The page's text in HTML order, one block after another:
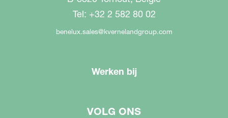
Tel: +32 2 582 80 02
benelux.sales@kvernelandgroup.com
Werken bij
VOLG ONS